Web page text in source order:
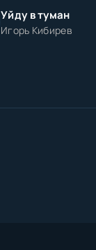
Уйду в туман
Игорь Кибирев